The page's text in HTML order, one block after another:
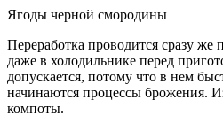
Ягоды черной смородины
Переработка проводится сразу же
даже в холодильнике перед
допускается, потому что в нем
начинаются процессы брожения.
компоты.